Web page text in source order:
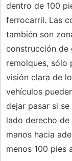
dentro de 100
ferrocarril. Las
también son
construcción de
remolques, sólo
visión clara de
vehículos
dejar pasar si
lado derecho
manos hacia
menos 100 pies